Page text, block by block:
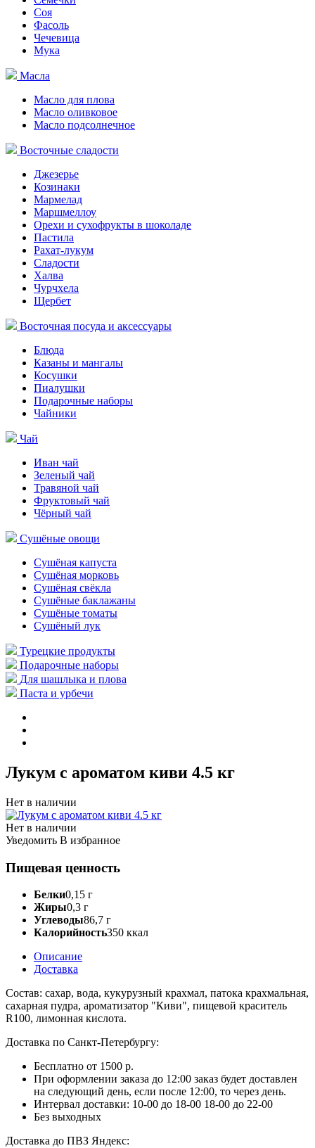
Соя
Фасоль
Чечевица
Мука
Масла
Масло для плова
Масло оливковое
Масло подсолнечное
Восточные сладости
Джезерье
Козинаки
Мармелад
Маршмеллоу
Орехи и сухофрукты в шоколаде
Пастила
Рахат-лукум
Сладости
Халва
Чурчхела
Щербет
Восточная посуда и аксессуары
Блюда
Казаны и мангалы
Косушки
Пиалушки
Подарочные наборы
Чайники
Чай
Иван чай
Зеленый чай
Травяной чай
Фруктовый чай
Чёрный чай
Сушёные овощи
Сушёная капуста
Сушёная морковь
Сушёная свёкла
Сушёные баклажаны
Сушёные томаты
Сушёный лук
Турецкие продукты
Подарочные наборы
Для шашлыка и плова
Паста и урбечи
Лукум с ароматом киви 4.5 кг
Нет в наличии
Нет в наличии
Уведомить В избранное
Пищевая ценность
Белки0,15 г
Жиры0,3 г
Углеводы86,7 г
Калорийность350 ккал
Описание
Доставка
Состав: сахар, вода, кукурузный крахмал, патока крахмальная,
сахарная пудра, ароматизатор "Киви", пищевой краситель
R100, лимонная кислота.
Доставка по Санкт-Петербургу:
Бесплатно от 1500 р.
При оформлении заказа до 12:00 заказ будет доставлен
на следующий день, если после 12:00, то через день.
Интервал доставки: 10-00 до 18-00 18-00 до 22-00
Без выходных
Доставка до ПВЗ Яндекс: